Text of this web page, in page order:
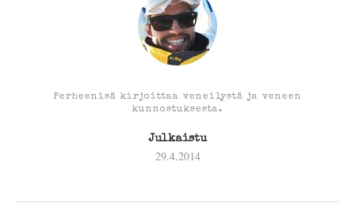
Perheenisä kirjoittaa veneilystä ja veneen
kunnostuksesta.
Julkaistu
29.4.2014